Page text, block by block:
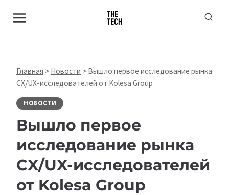
Главная > Новости > Вышло первое исследование рынка
CX/UX-исследователей от Kolesa Group
НОВОСТИ
Вышло первое
исследование рынка
CX/UX-исследователей
от Kolesa Group